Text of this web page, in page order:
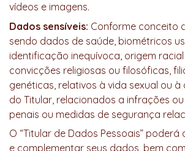
vídeos e imagens.
Dados sensíveis: Conforme conceito
sendo dados de saúde, biométricos
identificação inequívoca, origem racial
convicções religiosas ou filosóficas,
genéticas, relativos à vida sexual ou
do Titular, relacionados a infrações
penais ou medidas de segurança
O “Titular de Dados Pessoais”
e complementar seus dados, bem